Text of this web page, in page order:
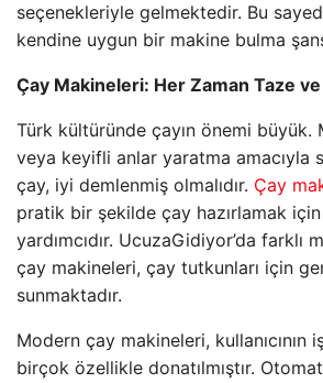
seçenekleriyle gelmektedir. Bu
kendine uygun bir makine bulma
Çay Makineleri: Her Zaman Taze
Türk kültüründe çayın önemi büyük.
veya keyifli anlar yaratma amacıyla
çay, iyi demlenmiş olmalıdır. Çay
pratik bir şekilde çay hazırlamak
yardımcıdır. UcuzaGidiyor’da farklı
çay makineleri, çay tutkunları için
sunmaktadır.
Modern çay makineleri, kullanıcının
birçok özellikle donatılmıştır.